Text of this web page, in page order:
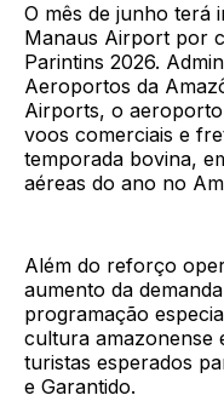
O mês de junho terá
Manaus Airport por
Parintins 2026.
Aeroportos da
Airports, o
voos comerciais e
temporada bovina,
aéreas do ano no
Além do reforço
aumento da
programação
cultura amazonense
turistas esperados
e Garantido.